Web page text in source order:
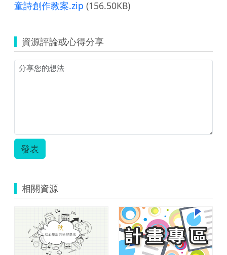
童詩創作教案.zip (156.50KB)
資源評論或心得分享
發表
相關資源